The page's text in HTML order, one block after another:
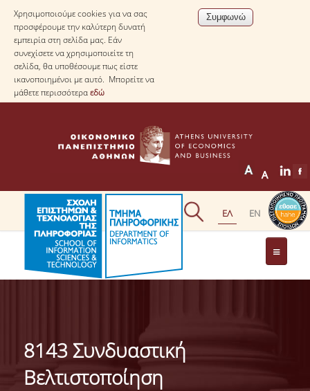
Χρησιμοποιούμε cookies για να σας
προσφέρουμε την καλύτερη δυνατή
εμπειρία στη σελίδα μας. Εάν
συνεχίσετε να χρησιμοποιείτε τη
σελίδα, θα υποθέσουμε πως είστε
ικανοποιημένοι με αυτό. Μπορείτε να
μάθετε περισσότεραεδώ
ΤΟ ΤΜΗΜΑ
ΑΠΟΣΤΟΛΗ ΤΟΥ ΤΜΗΜΑΤΟΣ
ΔΙΟΙΚΗΣΗ ΤΟΥ ΤΜΗΜΑΤΟΣ
8143 Συνδυαστική
Βελτιστοποίηση